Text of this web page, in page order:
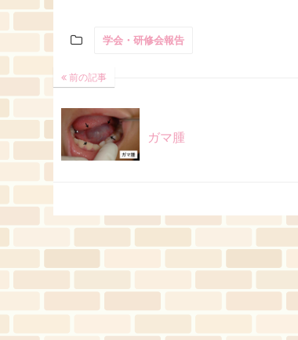
学会・研修会報告
前の記事
ガマ腫